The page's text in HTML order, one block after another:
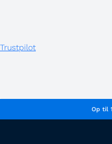
Trustpilot
Op til